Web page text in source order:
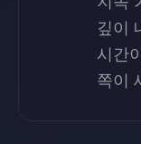
깊이
시간
쪽이